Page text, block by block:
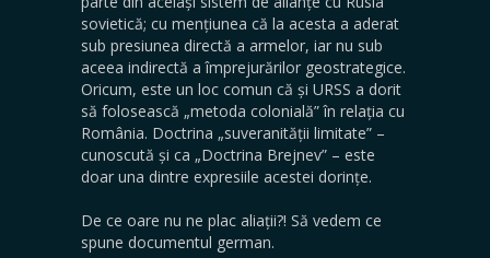
sovietică; cu mențiunea că la acesta a aderat
sub presiunea directă a armelor, iar nu sub
aceea indirectă a împrejurărilor geostrategice.
Oricum, este un loc comun că și URSS a dorit
să folosească „metoda colonială” în relația cu
România. Doctrina „suveranității limitate” –
cunoscută și ca „Doctrina Brejnev” – este
doar una dintre expresiile acestei dorințe.
De ce oare nu ne plac aliații?! Să vedem ce
spune documentul german.